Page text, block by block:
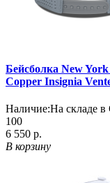
Бейсболка New
Copper Insignia
Наличие:На складе
100
6 550 р.
В корзину